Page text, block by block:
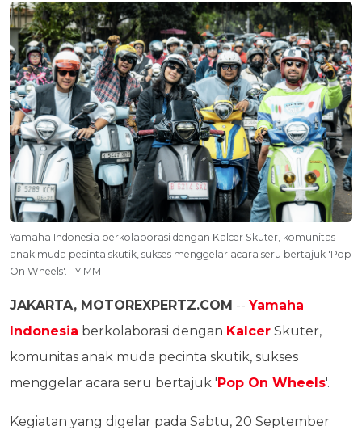
Yamaha Indonesia berkolaborasi dengan Kalcer Skuter, komunitas
anak muda pecinta skutik, sukses menggelar acara seru bertajuk 'Pop
On Wheels'.--YIMM
JAKARTA, MOTOREXPERTZ.COM --Yamaha
Indonesia berkolaborasi dengan Kalcer Skuter,
komunitas anak muda pecinta skutik, sukses
menggelar acara seru bertajuk 'Pop On Wheels'.
Kegiatan yang digelar pada Sabtu, 20 September